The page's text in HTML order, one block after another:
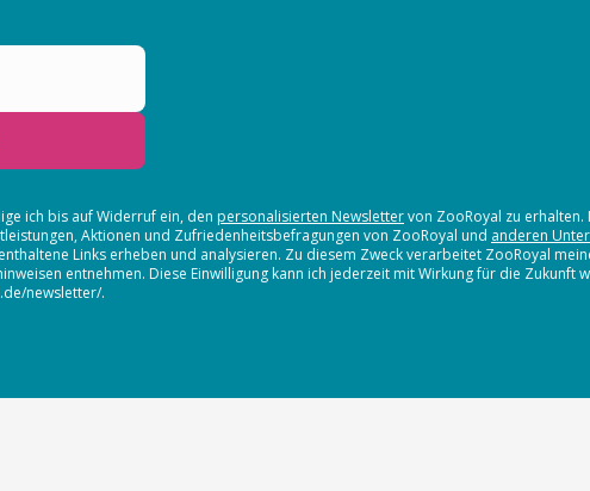
ich bis auf Widerruf ein, den personalisierten Newslettervon ZooRoyal zu
Aktionen und Zufriedenheitsbefragungen von ZooRoyal und anderen
Links erheben und analysieren. Zu diesem Zweck verarbeitet ZooRoyal
entnehmen. Diese Einwilligung kann ich jederzeit mit Wirkung für die
newsletter/.